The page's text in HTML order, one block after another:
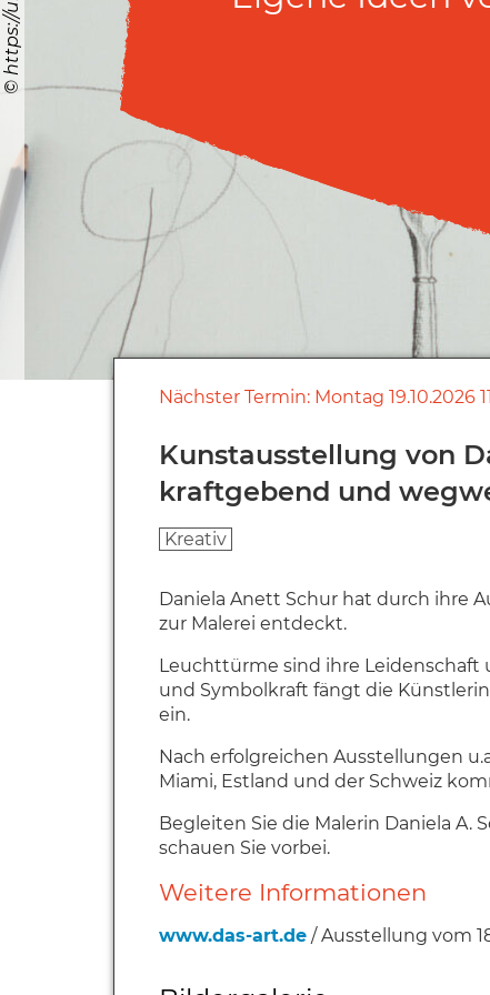
Nächster Termin: Montag 19.10.2026
Kunstausstellung von
kraftgebend und
Kreativ
Daniela Anett Schur hat durch ihre
zur Malerei entdeckt.
Leuchttürme sind ihre Leidenschaft
und Symbolkraft fängt die
ein.
Nach erfolgreichen Ausstellungen
Miami, Estland und der Schweiz
Begleiten Sie die Malerin Daniela A.
schauen Sie vorbei.
Weitere Informationen
www.das-art.de / Ausstellung vom